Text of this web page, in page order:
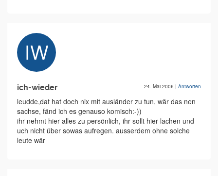
ich-wieder 24. Mai 2006 | Antworten
leudde,dat hat doch nix mit ausländer zu tun, wär das nen
sachse, fänd ich es genauso komisch:-))
ihr nehmt hier alles zu persönlich, ihr sollt hier lachen und
uch nicht über sowas aufregen. ausserdem ohne solche
leute wär